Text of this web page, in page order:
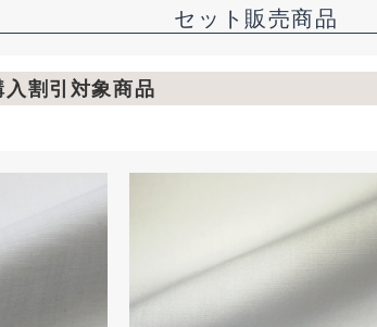
セット販売商品
割引対象商品